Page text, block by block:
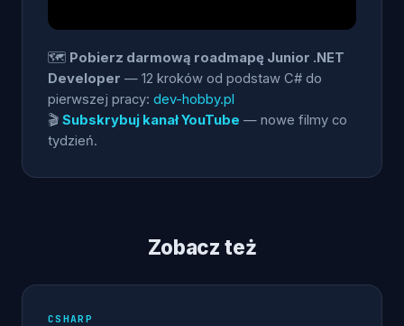
🗺️ Pobierz darmową roadmapę Junior .NET
Developer — 12 kroków od podstaw C# do
pierwszej pracy: dev-hobby.pl
🎬 Subskrybuj kanał YouTube — nowe filmy co
tydzień.
Zobacz też
CSHARP